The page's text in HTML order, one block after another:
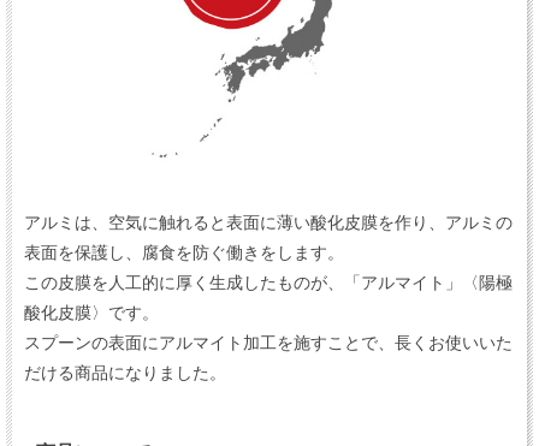
アルミは、空気に触れると表面に薄い酸化皮膜を作り、アルミの
表面を保護し、腐食を防ぐ働きをします。
この皮膜を人工的に厚く生成したものが、「アルマイト」〈陽極
酸化皮膜〉です。
スプーンの表面にアルマイト加工を施すことで、長くお使いいた
だける商品になりました。